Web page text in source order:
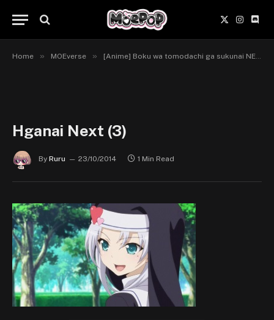
X
(Twitter)
Home » MOEverse » [Anime] Boku wa tomodachi ga sukunai NEXT.
Hganai Next (3)
By Ruru 23/10/2014 1 Min Read